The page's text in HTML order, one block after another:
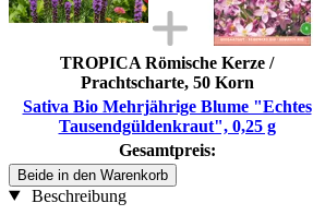
TROPICA Römische Kerze /
Prachtscharte, 50 Korn
Sativa Bio Mehrjährige Blume "Echtes
Tausendgüldenkraut", 0,25 g
Gesamtpreis:
Beide in den Warenkorb
Beschreibung